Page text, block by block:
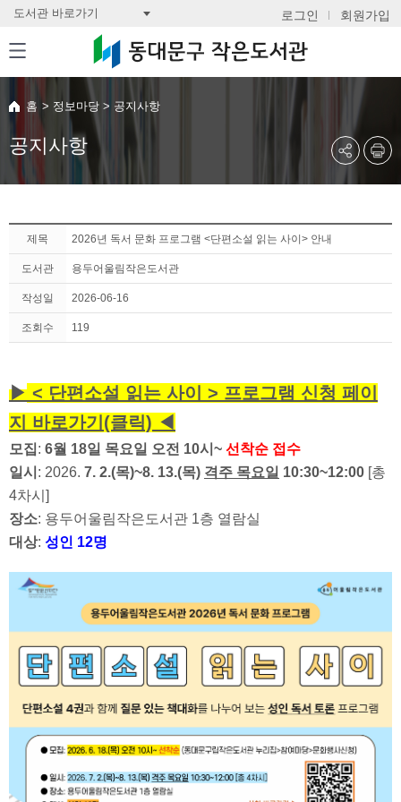
도서관 바로가기 로그인 회원가입
홈 > 정보마당 > 공지사항
공지사항
제목 2026년 독서 문화 프로그램 <단편소설 읽는 사이> 안내
도서관 용두어울림작은도서관
작성일 2026-06-16
조회수 119
▶ < 단편소설 읽는 사이 > 프로그램 신청 페이
지 바로가기(클릭) ◀
모집 : 6월 18일 목요일 오전 10시~ 선착순 접수
일시 : 2026. 7. 2.(목)~8. 13.(목) 격주 목요일 10:30~12:00 [총
4차시]
장소: 용두어울림작은도서관 1층 열람실
대상: 성인 12명